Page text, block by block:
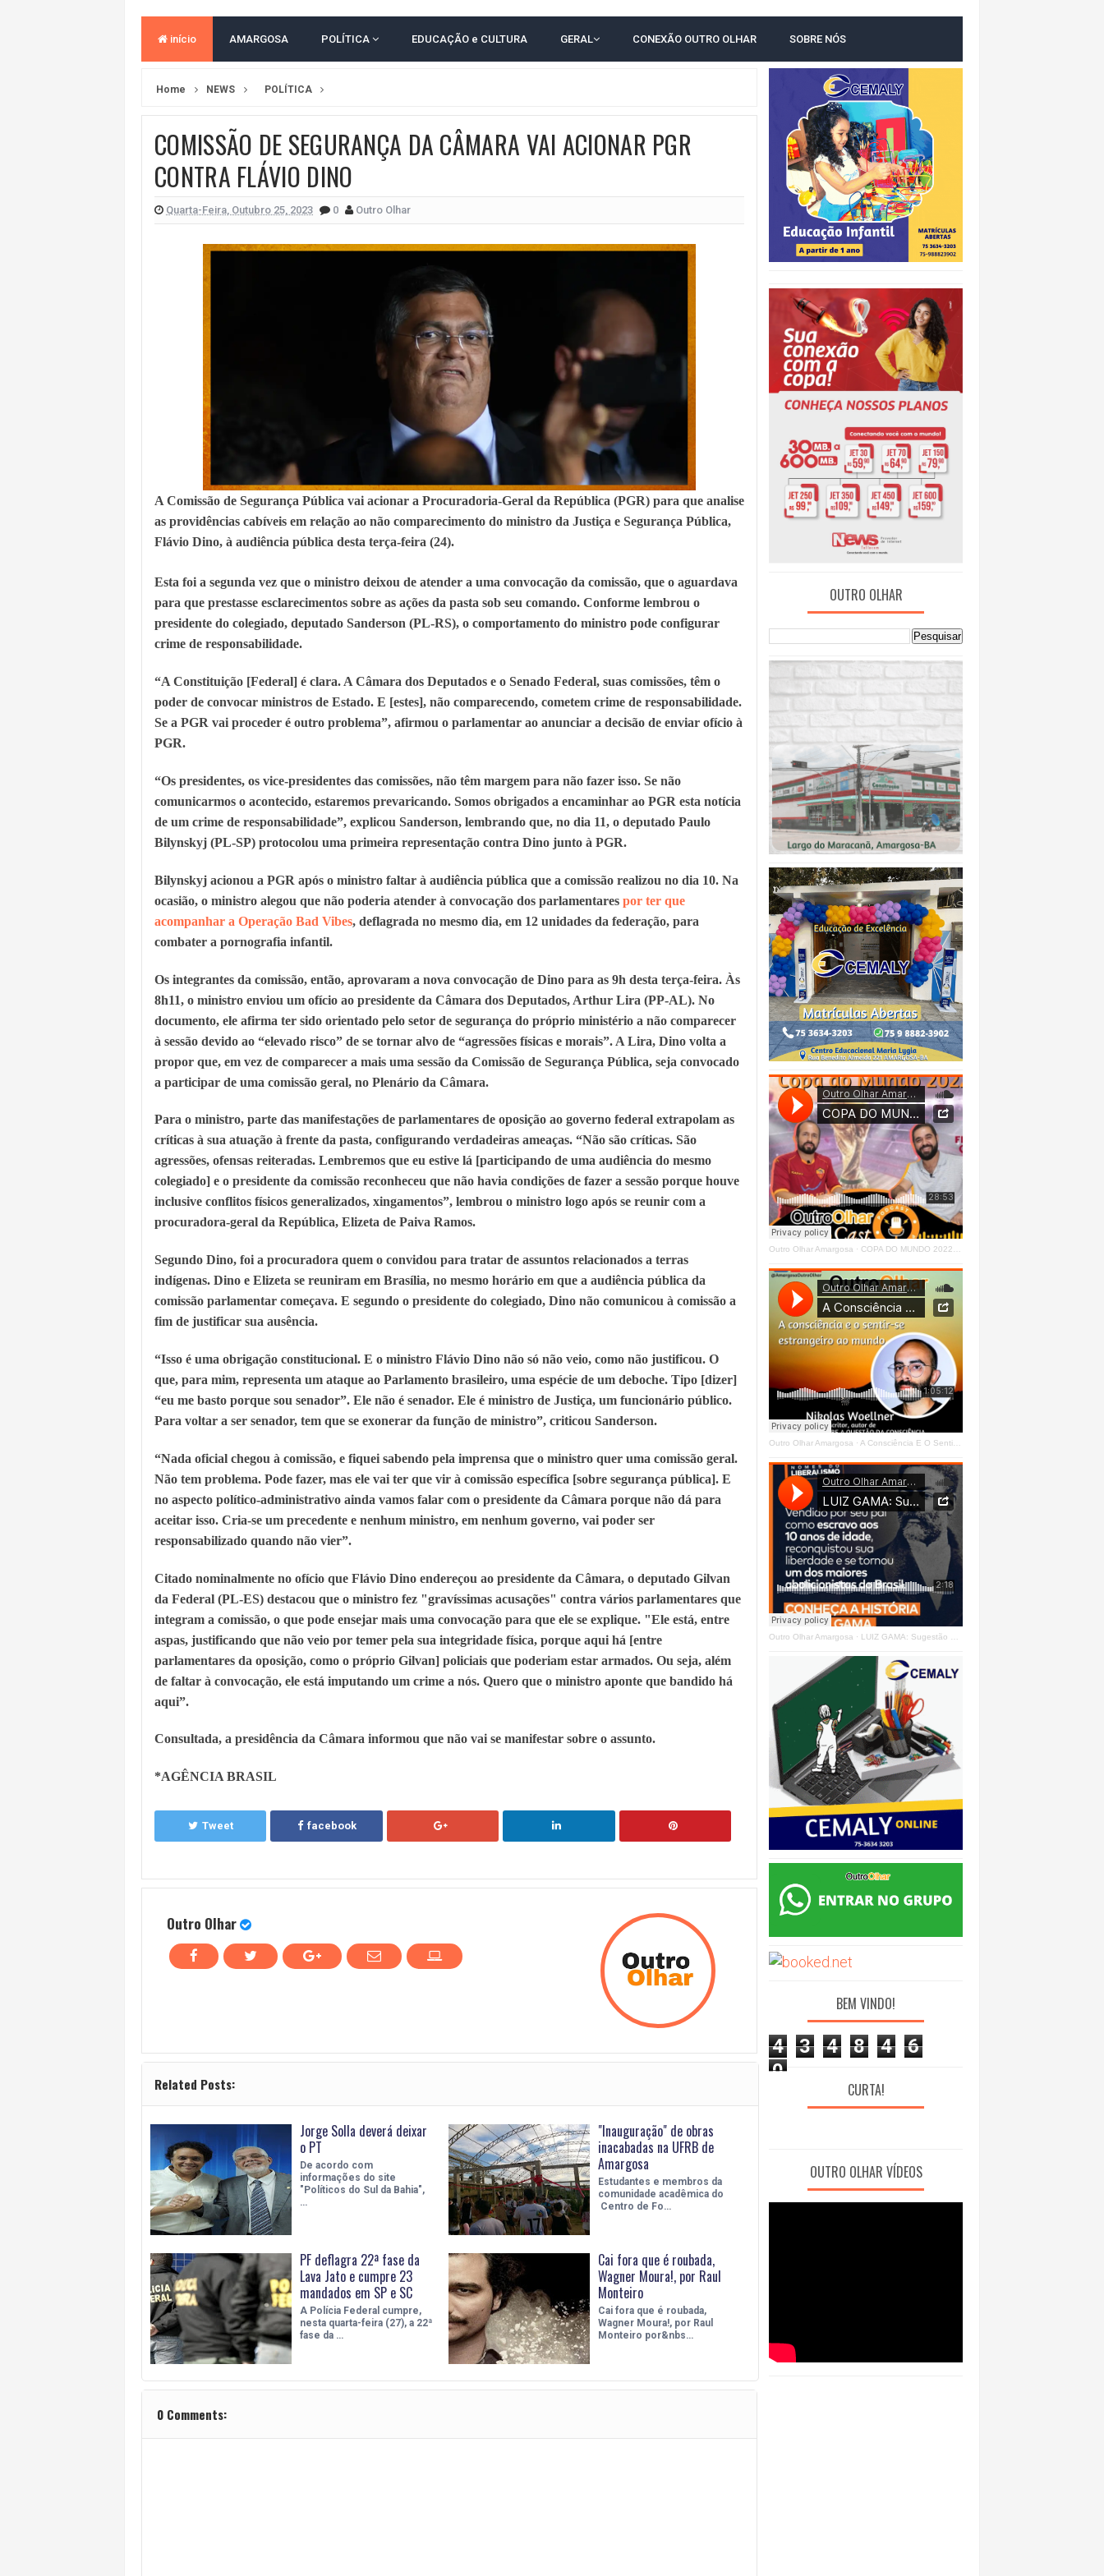
BAHIA E CORINTHIANS EMPATAM EM JOGO PEGADO NA ARENA FONTE NOVA
VITÓRIA PERDE PARA O REMO E SE COMPLICA NA TABELA DO BRASILEIRÃO
VITÓRIA GOLEIA O ATHLETICO-PR POR 4 A 0 NO BARRADÃO E AVANÇA ÀS QUARTAS DE FINAL DA COPA DO BRASIL
início AMARGOSA POLÍTICA EDUCAÇÃO e CULTURA GERAL CONEXÃO OUTRO OLHAR SOBRE NÓS
Home NEWS POLÍTICA
COMISSÃO DE SEGURANÇA DA CÂMARA VAI ACIONAR PGR
CONTRA FLÁVIO DINO
Quarta-Feira, Outubro 25, 2023 0 Outro Olhar
A Comissão de Segurança Pública vai acionar a Procuradoria-Geral da República (PGR) para que analise
as providências cabíveis em relação ao não comparecimento do ministro da Justiça e Segurança Pública,
Flávio Dino, à audiência pública desta terça-feira (24).
Esta foi a segunda vez que o ministro deixou de atender a uma convocação da comissão, que o aguardava
para que prestasse esclarecimentos sobre as ações da pasta sob seu comando. Conforme lembrou o
presidente do colegiado, deputado Sanderson (PL-RS), o comportamento do ministro pode configurar
crime de responsabilidade.
“A Constituição [Federal] é clara. A Câmara dos Deputados e o Senado Federal, suas comissões, têm o
poder de convocar ministros de Estado. E [estes], não comparecendo, cometem crime de responsabilidade.
Se a PGR vai proceder é outro problema”, afirmou o parlamentar ao anunciar a decisão de enviar ofício à
PGR.
“Os presidentes, os vice-presidentes das comissões, não têm margem para não fazer isso. Se não
comunicarmos o acontecido, estaremos prevaricando. Somos obrigados a encaminhar ao PGR esta notícia
de um crime de responsabilidade”, explicou Sanderson, lembrando que, no dia 11, o deputado Paulo
Bilynskyj (PL-SP) protocolou uma primeira representação contra Dino junto à PGR.
Bilynskyj acionou a PGR após o ministro faltar à audiência pública que a comissão realizou no dia 10. Na
ocasião, o ministro alegou que não poderia atender à convocação dos parlamentares por ter que
acompanhar a Operação Bad Vibes, deflagrada no mesmo dia, em 12 unidades da federação, para
combater a pornografia infantil.
Os integrantes da comissão, então, aprovaram a nova convocação de Dino para as 9h desta terça-feira. Às
8h11, o ministro enviou um ofício ao presidente da Câmara dos Deputados, Arthur Lira (PP-AL). No
documento, ele afirma ter sido orientado pelo setor de segurança do próprio ministério a não comparecer
à sessão devido ao “elevado risco” de se tornar alvo de “agressões físicas e morais”. A Lira, Dino volta a
propor que, em vez de comparecer a mais uma sessão da Comissão de Segurança Pública, seja convocado
a participar de uma comissão geral, no Plenário da Câmara.
Para o ministro, parte das manifestações de parlamentares de oposição ao governo federal extrapolam as
críticas à sua atuação à frente da pasta, configurando verdadeiras ameaças. “Não são críticas. São
agressões, ofensas reiteradas. Lembremos que eu estive lá [participando de uma audiência do mesmo
colegiado] e o presidente da comissão reconheceu que não havia condições de fazer a sessão porque houve
inclusive conflitos físicos generalizados, xingamentos”, lembrou o ministro logo após se reunir com a
procuradora-geral da República, Elizeta de Paiva Ramos.
Segundo Dino, foi a procuradora quem o convidou para tratar de assuntos relacionados a terras
indígenas. Dino e Elizeta se reuniram em Brasília, no mesmo horário em que a audiência pública da
comissão parlamentar começava. E segundo o presidente do colegiado, Dino não comunicou à comissão a
fim de justificar sua ausência.
“Isso é uma obrigação constitucional. E o ministro Flávio Dino não só não veio, como não justificou. O
que, para mim, representa um ataque ao Parlamento brasileiro, uma espécie de um deboche. Tipo [dizer]
“eu me basto porque sou senador”. Ele não é senador. Ele é ministro de Justiça, um funcionário público.
Para voltar a ser senador, tem que se exonerar da função de ministro”, criticou Sanderson.
“Nada oficial chegou à comissão, e fiquei sabendo pela imprensa que o ministro quer uma comissão geral.
Não tem problema. Pode fazer, mas ele vai ter que vir à comissão específica [sobre segurança pública]. E
no aspecto político-administrativo ainda vamos falar com o presidente da Câmara porque não dá para
aceitar isso. Cria-se um precedente e nenhum ministro, em nenhum governo, vai poder ser
responsabilizado quando não vier”.
Citado nominalmente no ofício que Flávio Dino endereçou ao presidente da Câmara, o deputado Gilvan
da Federal (PL-ES) destacou que o ministro fez "gravíssimas acusações" contra vários parlamentares que
integram a comissão, o que pode ensejar mais uma convocação para que ele se explique. "Ele está, entre
aspas, justificando que não veio por temer pela sua integridade física, porque aqui há [entre
parlamentares da oposição, como o próprio Gilvan] policiais que poderiam estar armados. Ou seja, além
de faltar à convocação, ele está imputando um crime a nós. Quero que o ministro aponte que bandido há
aqui”.
Consultada, a presidência da Câmara informou que não vai se manifestar sobre o assunto.
*AGÊNCIA BRASIL
Tweet facebook
Outro Olhar
Related Posts:
Jorge Solla deverá deixar
o PT
De acordo com
informações do site
"Políticos do Sul da Bahia",
…
"Inauguração" de obras
inacabadas na UFRB de
Amargosa
Estudantes e membros da
comunidade acadêmica do
Centro de Fo…
PF deflagra 22ª fase da
Lava Jato e cumpre 23
mandados em SP e SC
A Polícia Federal cumpre,
nesta quarta-feira (27), a 22ª
fase da …
Cai fora que é roubada,
Wagner Moura!, por Raul
Monteiro
Cai fora que é roubada,
Wagner Moura!, por Raul
Monteiro por&nbs…
0 Comments:
OUTRO OLHAR
Outro Olhar Amargosa · COPA DO MUNDO 2022 - OUTRO OLHAR CAST #O1 Right
Outro Olhar Amargosa · A Consciência E O Sentir - Se Estrangeiro Ao Mundo
Outro Olhar Amargosa · LUIZ GAMA: Sugestão Outro Olhar
BEM VINDO!
4 3 4 8 4
6
0
CURTA!
OUTRO OLHAR VÍDEOS